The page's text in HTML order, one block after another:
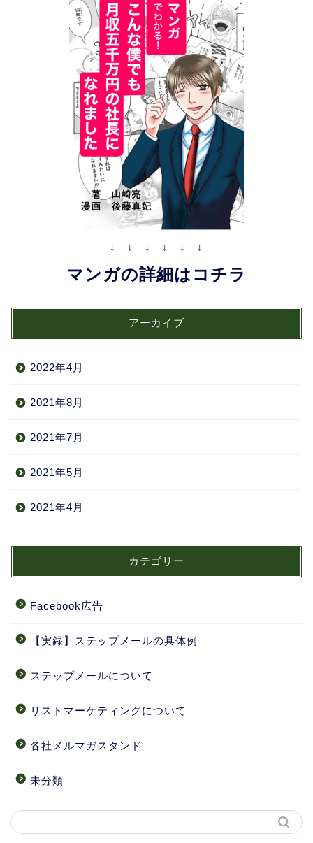
↓ ↓ ↓ ↓ ↓ ↓
マンガの詳細はコチラ
アーカイブ
2022年4月
2021年8月
2021年7月
2021年5月
2021年4月
カテゴリー
Facebook広告
【実録】ステップメールの具体例
ステップメールについて
リストマーケティングについて
各社メルマガスタンド
未分類